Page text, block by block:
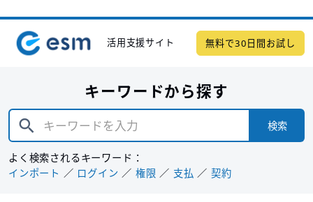
活用支援サイト 無料で30日間お試し
キーワードから探す
検索
よく検索されるキーワード：
インポート
ログイン 権限 支払 契約